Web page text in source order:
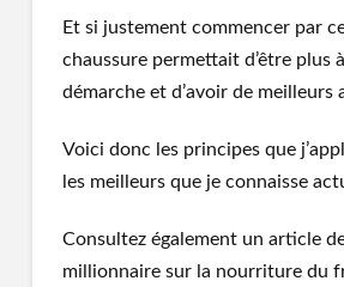
Et si justement commencer par
chaussure permettait d’être plus à
démarche et d’avoir de meilleurs
Voici donc les principes que
les meilleurs que je connaisse
Consultez également un article
millionnaire sur la nourriture du